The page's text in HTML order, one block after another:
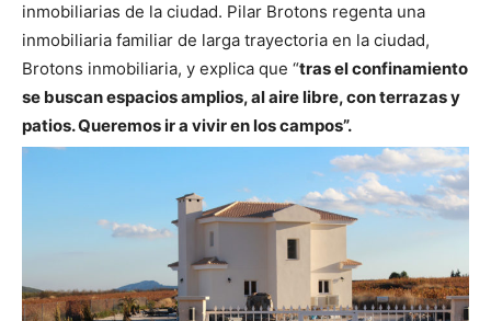
inmobiliarias de la ciudad. Pilar Brotons regenta una
inmobiliaria familiar de larga trayectoria en la ciudad,
Brotons inmobiliaria, y explica que “tras el confinamiento
se buscan espacios amplios, al aire libre, con terrazas y
patios. Queremos ir a vivir en los campos”.